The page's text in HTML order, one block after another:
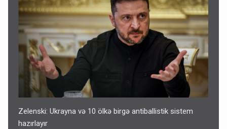
Zelenski: Ukrayna və 10 ölkə birgə antiballistik sistem
hazırlayır